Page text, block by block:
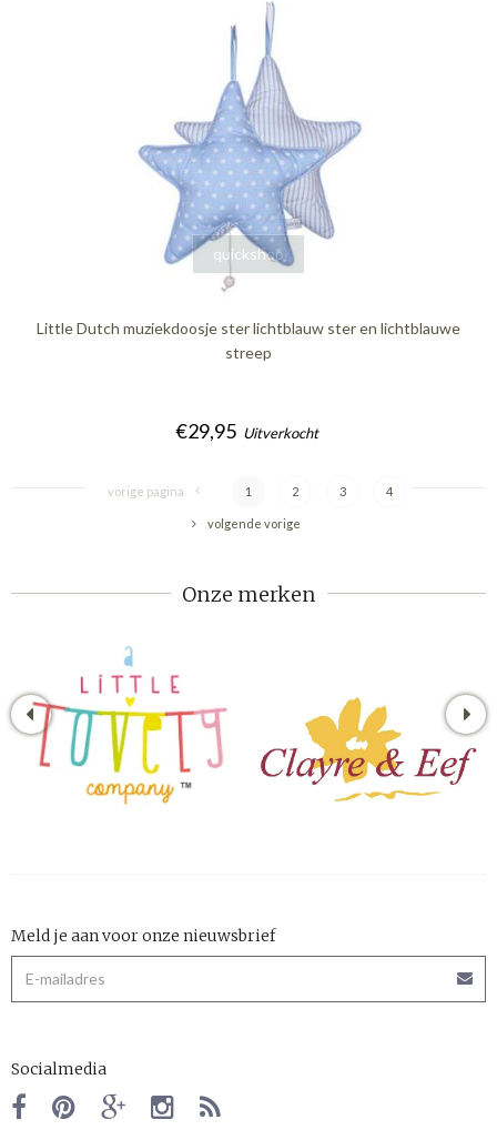
quickshop
Little Dutch muziekdoosje ster lichtblauw ster en lichtblauwe
streep
€29,95 Uitverkocht
vorige pagina 1 2 3 4
volgende vorige
Onze merken
Meld je aan voor onze nieuwsbrief
Socialmedia